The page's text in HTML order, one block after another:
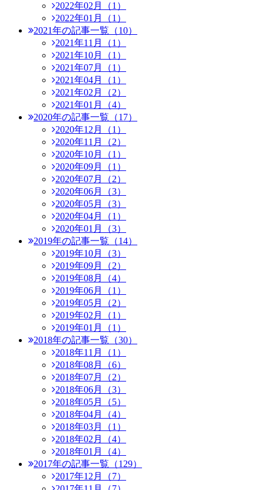
2022年02月（1）
2022年01月（1）
2021年の記事一覧（10）
2021年11月（1）
2021年10月（1）
2021年07月（1）
2021年04月（1）
2021年02月（2）
2021年01月（4）
2020年の記事一覧（17）
2020年12月（1）
2020年11月（2）
2020年10月（1）
2020年09月（1）
2020年07月（2）
2020年06月（3）
2020年05月（3）
2020年04月（1）
2020年01月（3）
2019年の記事一覧（14）
2019年10月（3）
2019年09月（2）
2019年08月（4）
2019年06月（1）
2019年05月（2）
2019年02月（1）
2019年01月（1）
2018年の記事一覧（30）
2018年11月（1）
2018年08月（6）
2018年07月（2）
2018年06月（3）
2018年05月（5）
2018年04月（4）
2018年03月（1）
2018年02月（4）
2018年01月（4）
2017年の記事一覧（129）
2017年12月（7）